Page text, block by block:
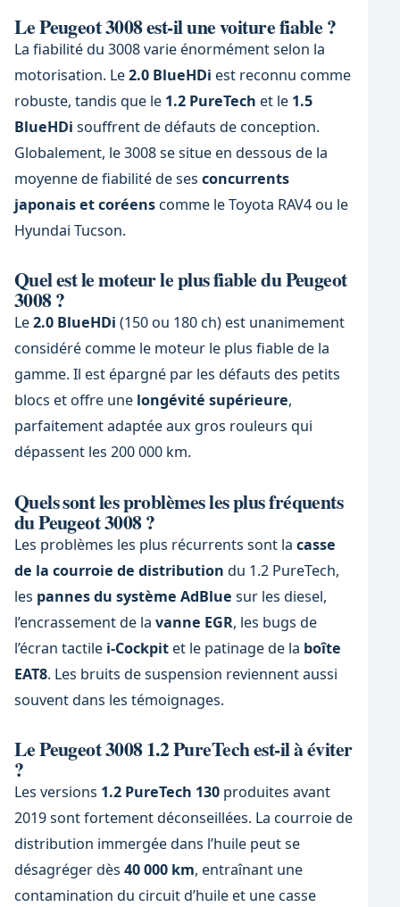
Le Peugeot 3008 est-il une voiture fiable ?
La fiabilité du 3008 varie énormément selon la
motorisation. Le2.0 BlueHDi est reconnu comme
robuste, tandis que le 1.2 PureTech et le 1.5
BlueHDi souffrent de défauts de conception.
Globalement, le 3008 se situe en dessous de la
moyenne de fiabilité de ses concurrents
japonais et coréenscomme le Toyota RAV4 ou le
Hyundai Tucson.
Quel est le moteur le plus fiable du Peugeot
3008 ?
Le2.0 BlueHDi (150 ou 180 ch) est unanimement
considéré comme le moteur le plus fiable de la
gamme. Il est épargné par les défauts des petits
blocs et offre une longévité supérieure,
parfaitement adaptée aux gros rouleurs qui
dépassent les 200 000 km.
Quels sont les problèmes les plus fréquents
du Peugeot 3008 ?
Les problèmes les plus récurrents sont la casse
de la courroie de distribution du 1.2 PureTech,
les pannes du système AdBlue sur les diesel,
l’encrassement de la vanne EGR, les bugs de
l’écran tactile i-Cockpitet le patinage de la boîte
EAT8. Les bruits de suspension reviennent aussi
souvent dans les témoignages.
Le Peugeot 3008 1.2 PureTech est-il à éviter
?
Les versions 1.2 PureTech 130produites avant
2019 sont fortement déconseillées. La courroie de
distribution immergée dans l’huile peut se
désagréger dès 40 000 km, entraînant une
contamination du circuit d’huile et une casse